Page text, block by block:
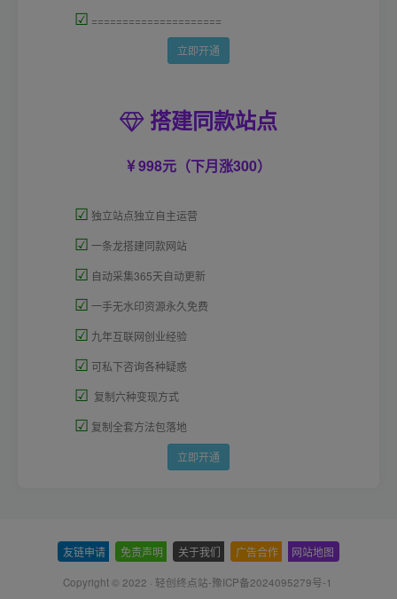
☑ =====================
立即开通
搭建同款站点
998元（下月涨300）
☑ 独立站点独立自主运营
☑ 一条龙搭建同款网站
☑ 自动采集365天自动更新
☑ 一手无水印资源永久免费
☑ 九年互联网创业经验
☑ 可私下咨询各种疑惑
☑ 复制六种变现方式
☑ 复制全套方法包落地
立即开通
友链申请 免责声明 关于我们 广告合作 网站地图
Copyright © 2022 · 轻创终点站-豫ICP备2024095279号-1